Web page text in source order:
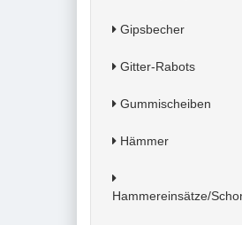
Gipsbecher
Gitter-Rabots
Gummischeiben
Hämmer
Hammereinsätze/